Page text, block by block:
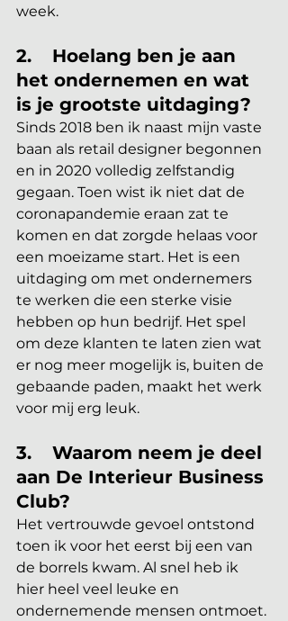
week.
2.	Hoelang ben je aan
het ondernemen en wat
is je grootste uitdaging?
Sinds 2018 ben ik naast mijn vaste
baan als retail designer begonnen
en in 2020 volledig zelfstandig
gegaan. Toen wist ik niet dat de
coronapandemie eraan zat te
komen en dat zorgde helaas voor
een moeizame start. Het is een
uitdaging om met ondernemers
te werken die een sterke visie
hebben op hun bedrijf. Het spel
om deze klanten te laten zien wat
er nog meer mogelijk is, buiten de
gebaande paden, maakt het werk
voor mij erg leuk.
3.	Waarom neem je deel
aan De Interieur Business
Club?
Het vertrouwde gevoel ontstond
toen ik voor het eerst bij een van
de borrels kwam. Al snel heb ik
hier heel veel leuke en
ondernemende mensen ontmoet.